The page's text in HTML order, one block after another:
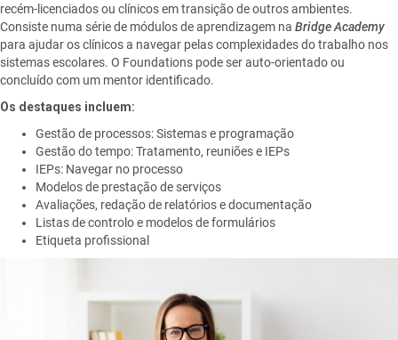
recém-licenciados ou clínicos em transição de outros ambientes.
Consiste numa série de módulos de aprendizagem na Bridge Academy
para ajudar os clínicos a navegar pelas complexidades do trabalho nos
sistemas escolares. O Foundations pode ser auto-orientado ou
concluído com um mentor identificado.
Os destaques incluem:
Gestão de processos: Sistemas e programação
Gestão do tempo: Tratamento, reuniões e IEPs
IEPs: Navegar no processo
Modelos de prestação de serviços
Avaliações, redação de relatórios e documentação
Listas de controlo e modelos de formulários
Etiqueta profissional